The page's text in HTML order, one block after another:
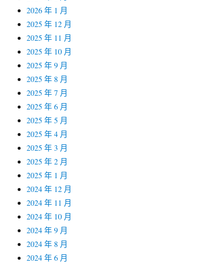
2026 年 1 月
2025 年 12 月
2025 年 11 月
2025 年 10 月
2025 年 9 月
2025 年 8 月
2025 年 7 月
2025 年 6 月
2025 年 5 月
2025 年 4 月
2025 年 3 月
2025 年 2 月
2025 年 1 月
2024 年 12 月
2024 年 11 月
2024 年 10 月
2024 年 9 月
2024 年 8 月
2024 年 6 月